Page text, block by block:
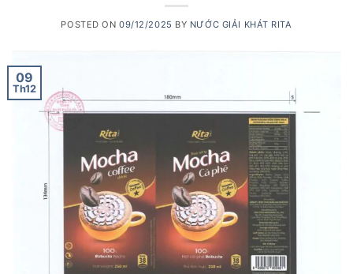
POSTED ON09/12/2025 BY NƯỚC GIẢI KHÁT RITA
09
Th12